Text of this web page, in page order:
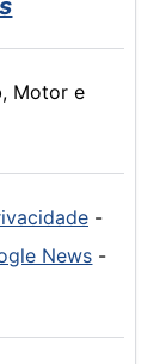
Motor e
-
News -